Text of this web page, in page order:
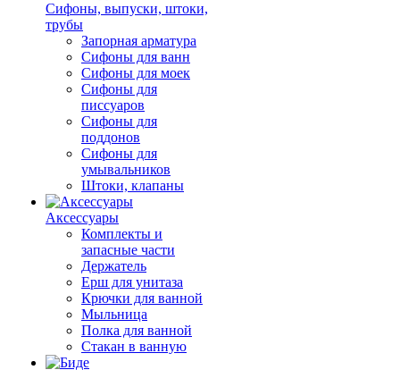
Сифоны, выпуски, штоки,
трубы
Запорная арматура
Сифоны для ванн
Сифоны для моек
Сифоны для
писсуаров
Сифоны для
поддонов
Сифоны для
умывальников
Штоки, клапаны
Аксессуары
Комплекты и
запасные части
Держатель
Ерш для унитаза
Крючки для ванной
Мыльница
Полка для ванной
Стакан в ванную